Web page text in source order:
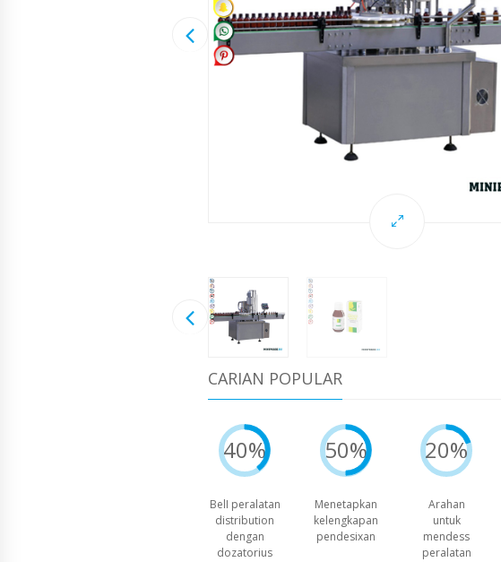
CARIAN POPULAR
40%
BelI peralatan
distribution
dengan
dozatorius
50%
Menetapkan
kelengkapan
pendesixan
20%
Arahan
untuk
mendess
peralatan